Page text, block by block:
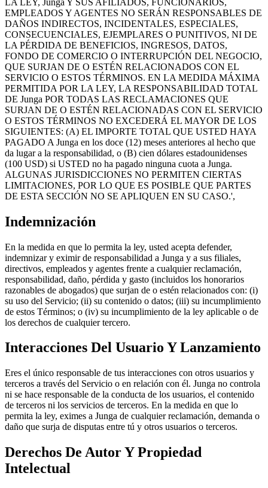
EMPLEADOS Y AGENTES NO SERÁN RESPONSABLES DE
DAÑOS INDIRECTOS, INCIDENTALES, ESPECIALES,
CONSECUENCIALES, EJEMPLARES O PUNITIVOS, NI DE
LA PÉRDIDA DE BENEFICIOS, INGRESOS, DATOS,
FONDO DE COMERCIO O INTERRUPCIÓN DEL NEGOCIO,
QUE SURJAN DE O ESTÉN RELACIONADOS CON EL
SERVICIO O ESTOS TÉRMINOS. EN LA MEDIDA MÁXIMA
PERMITIDA POR LA LEY, LA RESPONSABILIDAD TOTAL
DE Junga POR TODAS LAS RECLAMACIONES QUE
SURJAN DE O ESTÉN RELACIONADAS CON EL SERVICIO
O ESTOS TÉRMINOS NO EXCEDERÁ EL MAYOR DE LOS
SIGUIENTES: (A) EL IMPORTE TOTAL QUE USTED HAYA
PAGADO A Junga en los doce (12) meses anteriores al hecho que
da lugar a la responsabilidad, o (B) cien dólares estadounidenses
(100 USD) si USTED no ha pagado ninguna cuota a Junga.
ALGUNAS JURISDICCIONES NO PERMITEN CIERTAS
LIMITACIONES, POR LO QUE ES POSIBLE QUE PARTES
DE ESTA SECCIÓN NO SE APLIQUEN EN SU CASO.',
Indemnización
En la medida en que lo permita la ley, usted acepta defender,
indemnizar y eximir de responsabilidad a Junga y a sus filiales,
directivos, empleados y agentes frente a cualquier reclamación,
responsabilidad, daño, pérdida y gasto (incluidos los honorarios
razonables de abogados) que surjan de o estén relacionados con: (i)
su uso del Servicio; (ii) su contenido o datos; (iii) su incumplimiento
de estos Términos; o (iv) su incumplimiento de la ley aplicable o de
los derechos de cualquier tercero.
Interacciones Del Usuario Y Lanzamiento
Eres el único responsable de tus interacciones con otros usuarios y
terceros a través del Servicio o en relación con él. Junga no controla
ni se hace responsable de la conducta de los usuarios, el contenido
de terceros ni los servicios de terceros. En la medida en que lo
permita la ley, eximes a Junga de cualquier reclamación, demanda o
daño que surja de disputas entre tú y otros usuarios o terceros.
Derechos De Autor Y Propiedad
Intelectual